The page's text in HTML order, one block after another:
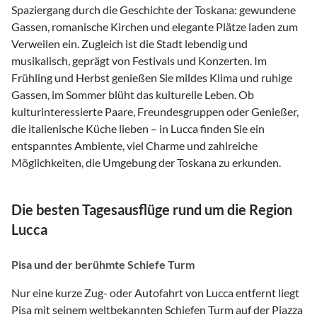
Spaziergang durch die Geschichte der Toskana: gewundene
Gassen, romanische Kirchen und elegante Plätze laden zum
Verweilen ein. Zugleich ist die Stadt lebendig und
musikalisch, geprägt von Festivals und Konzerten. Im
Frühling und Herbst genießen Sie mildes Klima und ruhige
Gassen, im Sommer blüht das kulturelle Leben. Ob
kulturinteressierte Paare, Freundesgruppen oder Genießer,
die italienische Küche lieben – in Lucca finden Sie ein
entspanntes Ambiente, viel Charme und zahlreiche
Möglichkeiten, die Umgebung der Toskana zu erkunden.
Die besten Tagesausflüge rund um die Region
Lucca
Pisa und der berühmte Schiefe Turm
Nur eine kurze Zug- oder Autofahrt von Lucca entfernt liegt
Pisa mit seinem weltbekannten Schiefen Turm auf der Piazza